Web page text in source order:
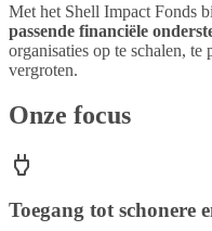
Met het Shell Impact Fonds
passende financiële
organisaties op te schalen, te
vergroten.
Onze focus
Toegang tot schonere